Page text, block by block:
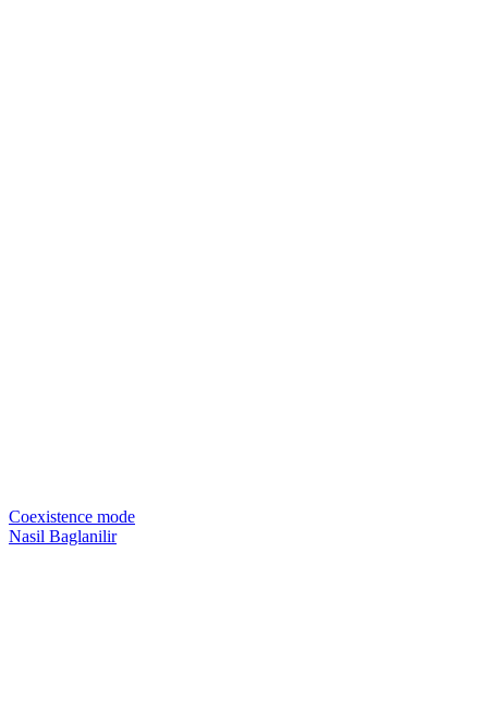
Coexistence mode
Nasil Baglanilir